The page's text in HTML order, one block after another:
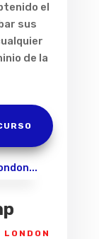
el
sus
de la